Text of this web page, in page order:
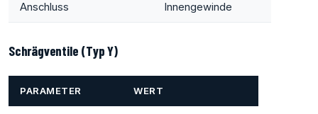
Anschluss Innengewinde
Schrägventile (Typ Y)
PARAMETER WERT